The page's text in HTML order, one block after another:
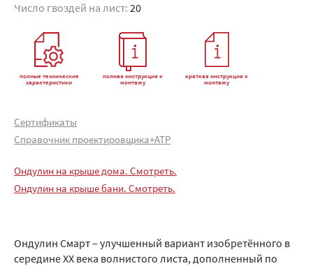
Число гвоздей на лист: 20
полные технические
характеристики
полная инструкция к
монтажу
краткая инструкция к
монтажу
Сертификаты
Справочник проектировщика+АТР
Ондулин на крыше дома. Смотреть.
Ондулин на крыше бани. Смотреть.
Ондулин Смарт – улучшенный вариант изобретённого в
середине XX века волнистого листа, дополненный по